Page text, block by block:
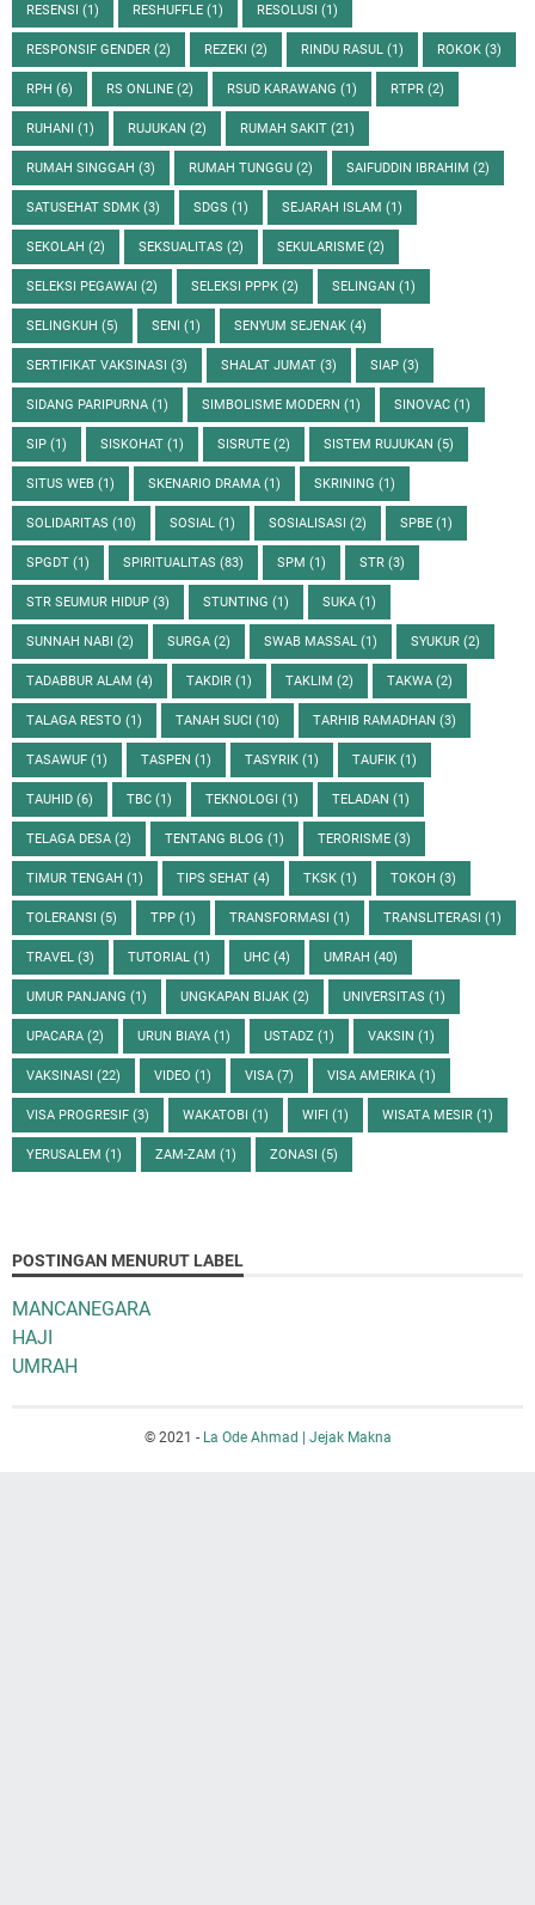
RESENSI (1) RESHUFFLE (1) RESOLUSI (1)
RESPONSIF GENDER (2) REZEKI (2) RINDU RASUL (1) ROKOK (3)
RPH (6) RS ONLINE (2) RSUD KARAWANG (1) RTPR (2)
RUHANI (1) RUJUKAN (2) RUMAH SAKIT (21)
RUMAH SINGGAH (3) RUMAH TUNGGU (2) SAIFUDDIN IBRAHIM (2)
SATUSEHAT SDMK (3) SDGS (1) SEJARAH ISLAM (1)
SEKOLAH (2) SEKSUALITAS (2) SEKULARISME (2)
SELEKSI PEGAWAI (2) SELEKSI PPPK (2) SELINGAN (1)
SELINGKUH (5) SENI (1) SENYUM SEJENAK (4)
SERTIFIKAT VAKSINASI (3) SHALAT JUMAT (3) SIAP (3)
SIDANG PARIPURNA (1) SIMBOLISME MODERN (1) SINOVAC (1)
SIP (1) SISKOHAT (1) SISRUTE (2) SISTEM RUJUKAN (5)
SITUS WEB (1) SKENARIO DRAMA (1) SKRINING (1)
SOLIDARITAS (10) SOSIAL (1) SOSIALISASI (2) SPBE (1)
SPGDT (1) SPIRITUALITAS (83) SPM (1) STR (3)
STR SEUMUR HIDUP (3) STUNTING (1) SUKA (1)
SUNNAH NABI (2) SURGA (2) SWAB MASSAL (1) SYUKUR (2)
TADABBUR ALAM (4) TAKDIR (1) TAKLIM (2) TAKWA (2)
TALAGA RESTO (1) TANAH SUCI (10) TARHIB RAMADHAN (3)
TASAWUF (1) TASPEN (1) TASYRIK (1) TAUFIK (1)
TAUHID (6) TBC (1) TEKNOLOGI (1) TELADAN (1)
TELAGA DESA (2) TENTANG BLOG (1) TERORISME (3)
TIMUR TENGAH (1) TIPS SEHAT (4) TKSK (1) TOKOH (3)
TOLERANSI (5) TPP (1) TRANSFORMASI (1) TRANSLITERASI (1)
TRAVEL (3) TUTORIAL (1) UHC (4) UMRAH (40)
UMUR PANJANG (1) UNGKAPAN BIJAK (2) UNIVERSITAS (1)
UPACARA (2) URUN BIAYA (1) USTADZ (1) VAKSIN (1)
VAKSINASI (22) VIDEO (1) VISA (7) VISA AMERIKA (1)
VISA PROGRESIF (3) WAKATOBI (1) WIFI (1) WISATA MESIR (1)
YERUSALEM (1) ZAM-ZAM (1) ZONASI (5)
POSTINGAN MENURUT LABEL
MANCANEGARA
HAJI
UMRAH
© 2021 - La Ode Ahmad | Jejak Makna